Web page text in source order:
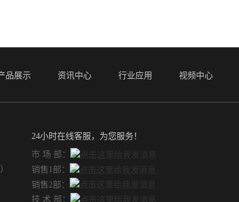
品展示 资讯中心 行业应用 视频中心
24小时在线客服，为您服务！
市 场 部：
销售1部：
销售2部：
技 术 部：